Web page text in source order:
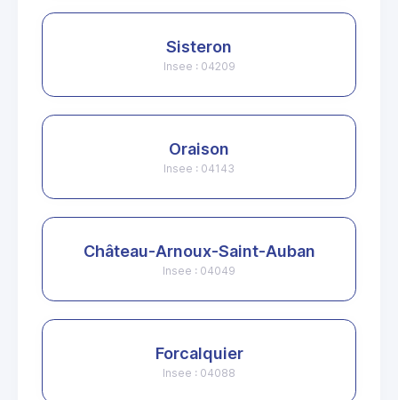
Sisteron
Insee : 04209
Oraison
Insee : 04143
Château-Arnoux-Saint-Auban
Insee : 04049
Forcalquier
Insee : 04088